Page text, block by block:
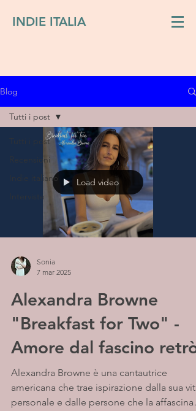
INDIE ITALIA
Blog
Tutti i post
Recensioni
Indie italiano
Interviste
Tutti i post
Load video
Sonia
7 mar 2025
Alexandra Browne
"Breakfast for Two" -
Amore dal fascino retrò
Alexandra Browne è una cantautrice
americana che trae ispirazione dalla sua vita
personale e dalle persone che la